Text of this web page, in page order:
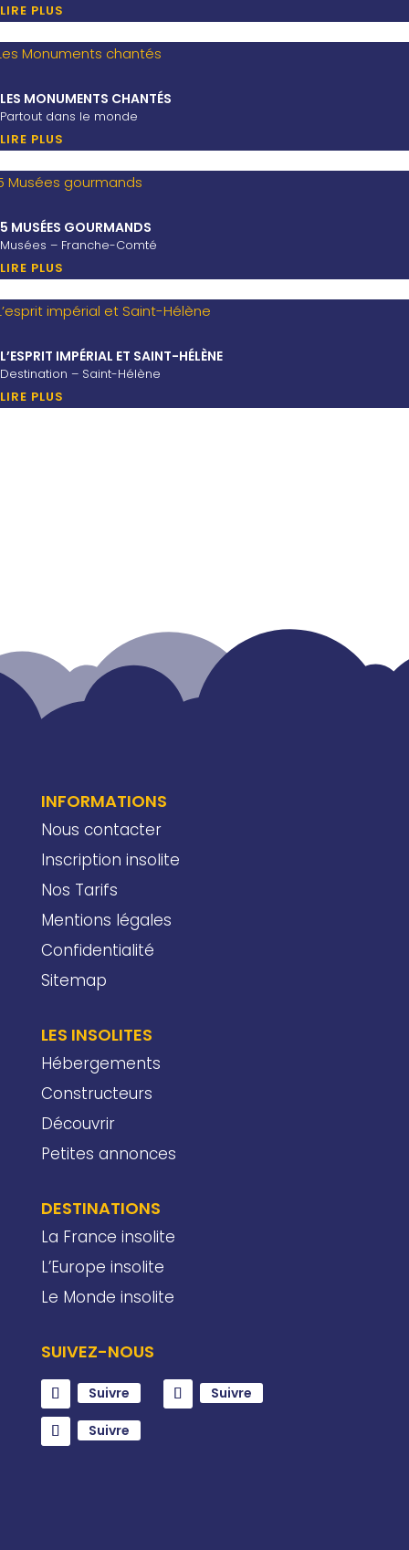
LIRE PLUS
LES MONUMENTS CHANTÉS
Partout dans le monde
LIRE PLUS
5 MUSÉES GOURMANDS
Musées – Franche-Comté
LIRE PLUS
L’ESPRIT IMPÉRIAL ET SAINT-HÉLÈNE
Destination – Saint-Hélène
LIRE PLUS
INFORMATIONS
Nous contacter
Inscription insolite
Nos Tarifs
Mentions légales
Confidentialité
Sitemap
LES INSOLITES
Hébergements
Constructeurs
Découvrir
Petites annonces
DESTINATIONS
La France insolite
L’Europe insolite
Le Monde insolite
SUIVEZ-NOUS
Suivre Suivre
Suivre